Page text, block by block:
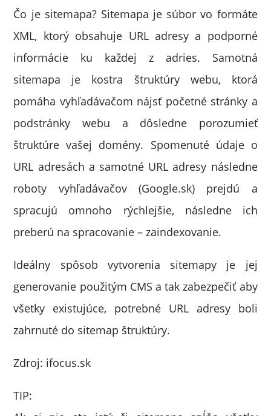
Čo je sitemapa? Sitemapa je súbor vo formáte
XML, ktorý obsahuje URL adresy a podporné
informácie ku každej z adries. Samotná
sitemapa je kostra štruktúry webu, ktorá
pomáha vyhľadávačom nájsť početné stránky a
podstránky webu a dôsledne porozumieť
štruktúre vašej domény. Spomenuté údaje o
URL adresách a samotné URL adresy následne
roboty vyhľadávačov (Google.sk) prejdú a
spracujú omnoho rýchlejšie, následne ich
preberú na spracovanie – zaindexovanie.
Ideálny spôsob vytvorenia sitemapy je jej
generovanie použitým CMS a tak zabezpečiť aby
všetky existujúce, potrebné URL adresy boli
zahrnuté do sitemap štruktúry.
Zdroj: ifocus.sk
TIP: